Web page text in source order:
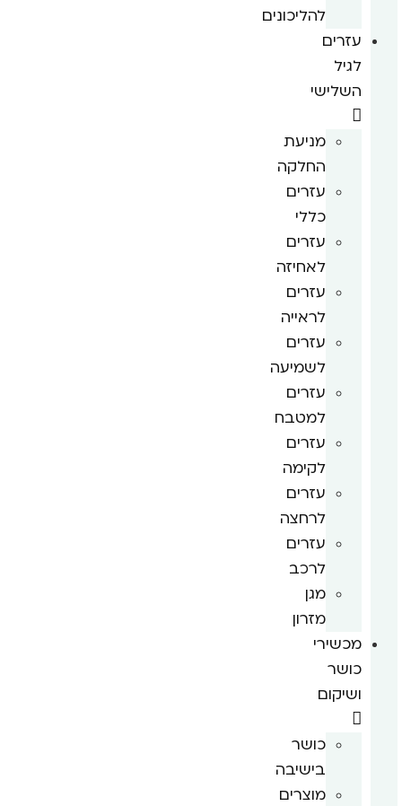
להליכונים
עזרים
לגיל
השלישי
מניעת
החלקה
עזרים
כללי
עזרים
לאחיזה
עזרים
לראייה
עזרים
לשמיעה
עזרים
למטבח
עזרים
לקימה
עזרים
לרחצה
עזרים
לרכב
מגן
מזרון
מכשירי
כושר
ושיקום
כושר
בישיבה
מוצרים